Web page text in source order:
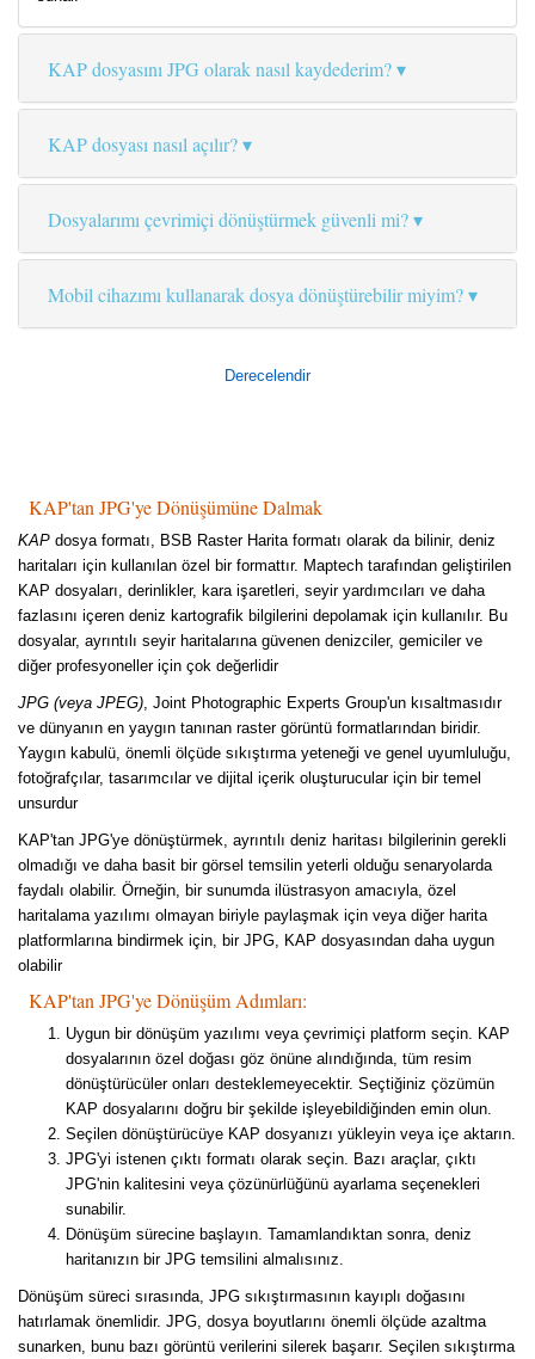
KAP dosyasını JPG olarak nasıl kaydederim?
KAP dosyası nasıl açılır?
Dosyalarımı çevrimiçi dönüştürmek güvenli mi?
Mobil cihazımı kullanarak dosya dönüştürebilir miyim?
Derecelendir
KAP'tan JPG'ye Dönüşümüne Dalmak
KAP dosya formatı, BSB Raster Harita formatı olarak da bilinir, deniz
haritaları için kullanılan özel bir formattır. Maptech tarafından geliştirilen
KAP dosyaları, derinlikler, kara işaretleri, seyir yardımcıları ve daha
fazlasını içeren deniz kartografik bilgilerini depolamak için kullanılır. Bu
dosyalar, ayrıntılı seyir haritalarına güvenen denizciler, gemiciler ve
diğer profesyoneller için çok değerlidir
JPG (veya JPEG), Joint Photographic Experts Group'un kısaltmasıdır
ve dünyanın en yaygın tanınan raster görüntü formatlarından biridir.
Yaygın kabulü, önemli ölçüde sıkıştırma yeteneği ve genel uyumluluğu,
fotoğrafçılar, tasarımcılar ve dijital içerik oluşturucular için bir temel
unsurdur
KAP'tan JPG'ye dönüştürmek, ayrıntılı deniz haritası bilgilerinin gerekli
olmadığı ve daha basit bir görsel temsilin yeterli olduğu senaryolarda
faydalı olabilir. Örneğin, bir sunumda ilüstrasyon amacıyla, özel
haritalama yazılımı olmayan biriyle paylaşmak için veya diğer harita
platformlarına bindirmek için, bir JPG, KAP dosyasından daha uygun
olabilir
KAP'tan JPG'ye Dönüşüm Adımları:
Uygun bir dönüşüm yazılımı veya çevrimiçi platform seçin. KAP
dosyalarının özel doğası göz önüne alındığında, tüm resim
dönüştürücüler onları desteklemeyecektir. Seçtiğiniz çözümün
KAP dosyalarını doğru bir şekilde işleyebildiğinden emin olun.
Seçilen dönüştürücüye KAP dosyanızı yükleyin veya içe aktarın.
JPG'yi istenen çıktı formatı olarak seçin. Bazı araçlar, çıktı
JPG'nin kalitesini veya çözünürlüğünü ayarlama seçenekleri
sunabilir.
Dönüşüm sürecine başlayın. Tamamlandıktan sonra, deniz
haritanızın bir JPG temsilini almalısınız.
Dönüşüm süreci sırasında, JPG sıkıştırmasının kayıplı doğasını
hatırlamak önemlidir. JPG, dosya boyutlarını önemli ölçüde azaltma
sunarken, bunu bazı görüntü verilerini silerek başarır. Seçilen sıkıştırma